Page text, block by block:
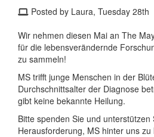
Posted by Laura, Tuesday 28th
Wir nehmen diesen Mai an The
für die lebensverändernde
zu sammeln!
MS trifft junge Menschen in der
Durchschnittsalter der Diagnose
gibt keine bekannte Heilung.
Bitte spenden Sie und unterstützen
Herausforderung, MS hinter uns